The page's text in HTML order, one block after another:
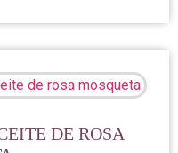
DE ROSA